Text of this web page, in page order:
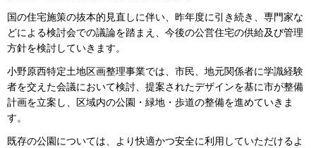
国の住宅施策の抜本的見直しに伴い、昨年度に引き続き、専門家な
どによる検討会での議論を踏まえ、今後の公営住宅の供給及び管理
方針を検討していきます。
小野原西特定土地区画整理事業では、市民、地元関係者に学識経験
者を交えた会議において検討、提案されたデザインを基に市が整備
計画を立案し、区域内の公園・緑地・歩道の整備を進めていきま
す。
既存の公園については、より快適かつ安全に利用していただけるよ